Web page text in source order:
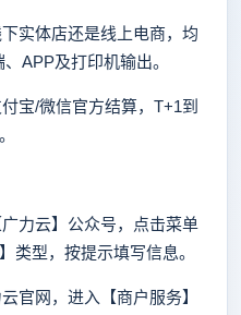
体店还是线上电商，均
APP及打印机输出。
/微信官方结算，T+1到
云】公众号，点击菜单
类型，按提示填写信息。
网，进入【商户服务】